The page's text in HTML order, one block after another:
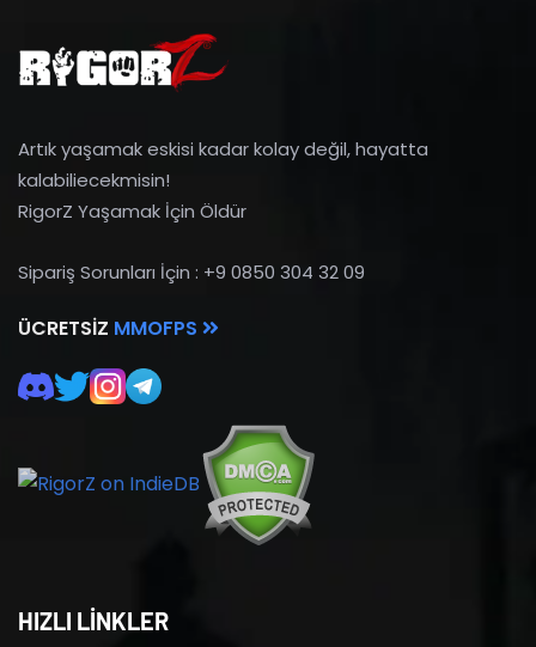
Artık yaşamak eskisi kadar kolay değil, hayatta
kalabiliecekmisin!
RigorZ Yaşamak İçin Öldür
Sipariş Sorunları İçin : +9 0850 304 32 09
ÜCRETSIZ MMOFPS
HIZLI LİNKLER